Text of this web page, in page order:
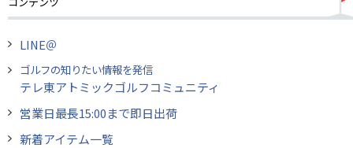
LINE＠
ゴルフの知りたい情報を発信
テレ東アトミックゴルフコミュニティ
営業日最長15:00まで即日出荷
新着アイテム一覧